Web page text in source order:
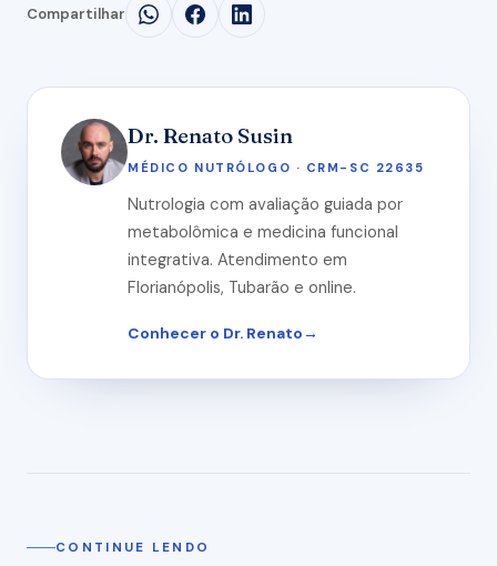
Compartilhar
Dr. Renato Susin
MÉDICO NUTRÓLOGO · CRM-SC 22635
Nutrologia com avaliação guiada por
metabolômica e medicina funcional
integrativa. Atendimento em
Florianópolis, Tubarão e online.
Conhecer o Dr. Renato
CONTINUE LENDO